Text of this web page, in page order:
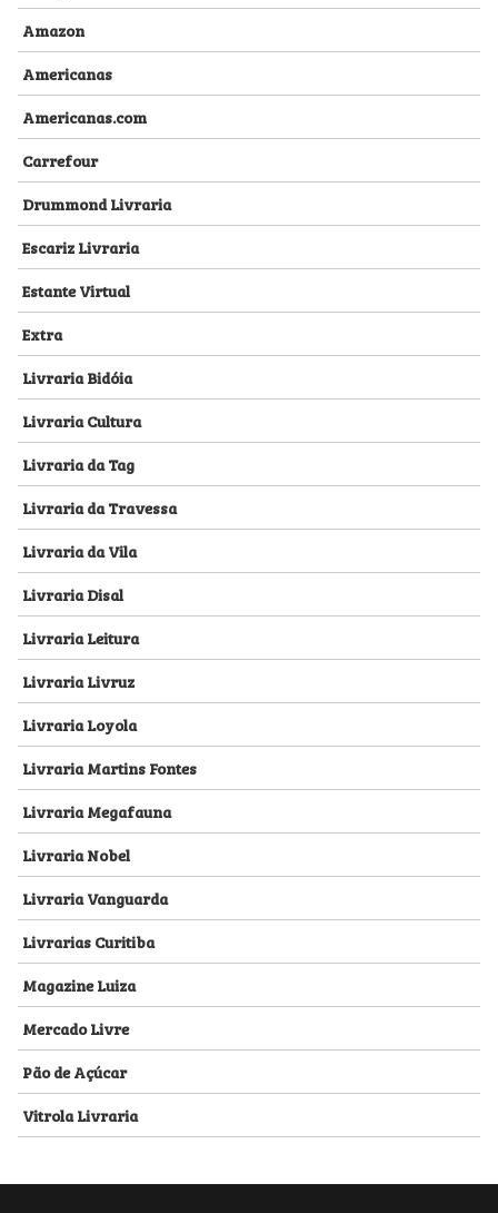
Amazon
Americanas
Americanas.com
Carrefour
Drummond Livraria
Escariz Livraria
Estante Virtual
Extra
Livraria Bidóia
Livraria Cultura
Livraria da Tag
Livraria da Travessa
Livraria da Vila
Livraria Disal
Livraria Leitura
Livraria Livruz
Livraria Loyola
Livraria Martins Fontes
Livraria Megafauna
Livraria Nobel
Livraria Vanguarda
Livrarias Curitiba
Magazine Luiza
Mercado Livre
Pão de Açúcar
Vitrola Livraria